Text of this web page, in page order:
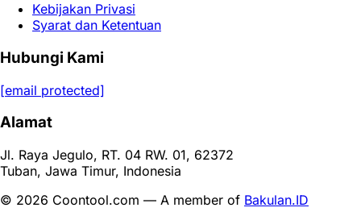
Kebijakan Privasi
Syarat dan Ketentuan
Hubungi Kami
[email protected]
Alamat
Jl. Raya Jegulo, RT. 04 RW. 01, 62372
Tuban, Jawa Timur, Indonesia
© 2026 Coontool.com — A member of Bakulan.ID